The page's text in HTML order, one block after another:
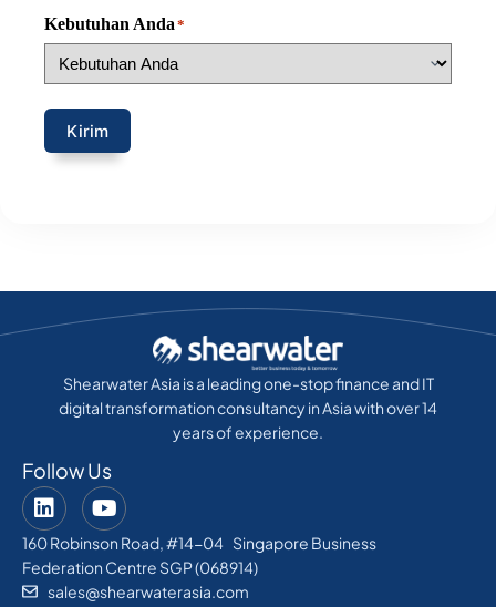
Kebutuhan Anda*
Kirim
Shearwater Asia is a leading one-stop finance and IT
digital transformation consultancy in Asia with over 14
years of experience.
Follow Us
160 Robinson Road, #14-04 Singapore Business
Federation Centre SGP (068914)
sales@shearwaterasia.com